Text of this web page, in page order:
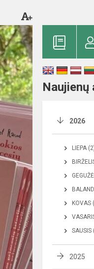
Naujienų
2026
LIEPA
KOVAS
SAUSIS
2025